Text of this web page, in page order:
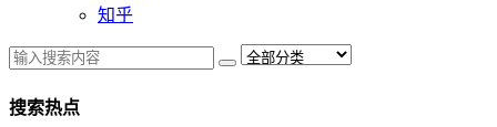
知乎
搜索热点